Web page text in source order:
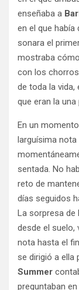
enseñaba a
en el que había
sonara el
mostraba
con los
de toda la
que eran la una
En un
larguísima nota
sentada. No
reto de
días seguidos
La sorpresa de
desde el suelo,
nota hasta el
se dirigió a ella
Summer
preguntaban